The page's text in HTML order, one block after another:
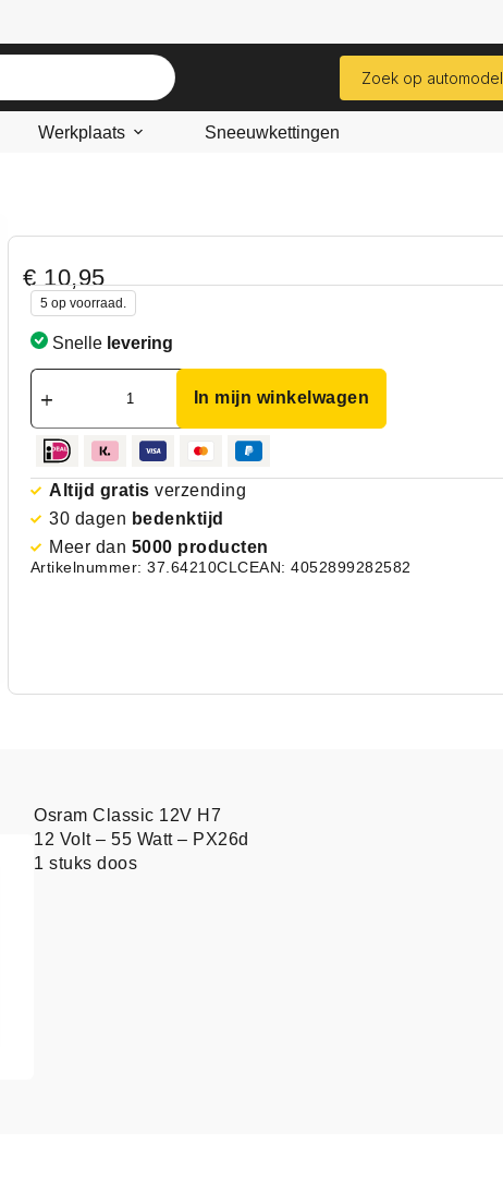
Zoek op automodel
Werkplaats Sneeuwkettingen
€10,95
5 op voorraad.
Snelle levering
In mijn winkelwagen
Altijd gratis verzending
30 dagen bedenktijd
Meer dan 5000 producten
Artikelnummer: 37.64210CLCEAN: 4052899282582
Osram Classic 12V H7
12 Volt – 55 Watt – PX26d
1 stuks doos